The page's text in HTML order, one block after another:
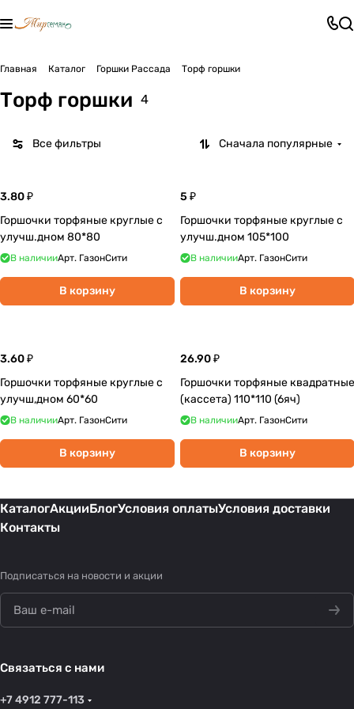
Главная Каталог Горшки Рассада Торф горшки
Торф горшки 4
Все фильтры Сначала популярные
3.80 ₽
Горшочки торфяные круглые c
улучш.дном 80*80
В наличииАрт. ГазонСити
В корзину
5 ₽
Горшочки торфяные круглые с
улучш.дном 105*100
В наличииАрт. ГазонСити
В корзину
3.60 ₽
Горшочки торфяные круглые с
улучш,дном 60*60
В наличииАрт. ГазонСити
В корзину
26.90 ₽
Горшочки торфяные квадратные
(кассета) 110*110 (6яч)
В наличииАрт. ГазонСити
В корзину
КаталогАкцииБлогУсловия оплатыУсловия доставки
Контакты
Подписаться на новости и акции
Связаться с нами
+7 4912 777-113